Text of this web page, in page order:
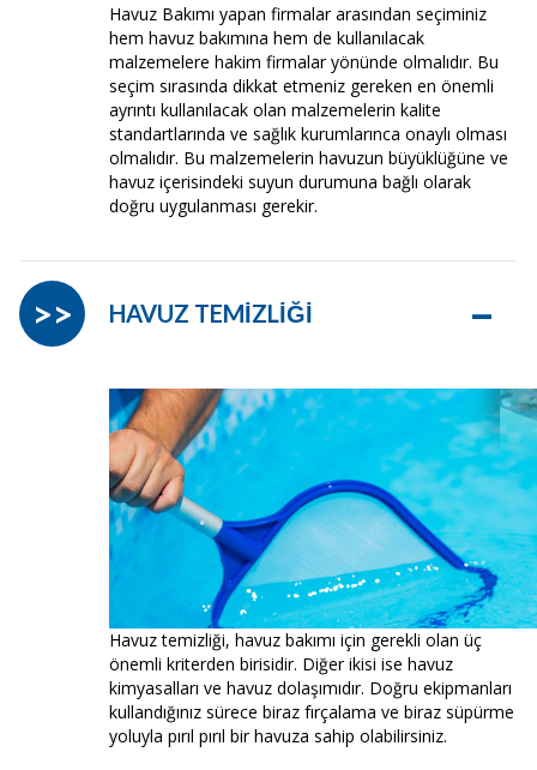
Havuz Bakımı yapan firmalar arasından seçiminiz
hem havuz bakımına hem de kullanılacak
malzemelere hakim firmalar yönünde olmalıdır. Bu
seçim sırasında dikkat etmeniz gereken en önemli
ayrıntı kullanılacak olan malzemelerin kalite
standartlarında ve sağlık kurumlarınca onaylı olması
olmalıdır. Bu malzemelerin havuzun büyüklüğüne ve
havuz içerisindeki suyun durumuna bağlı olarak
doğru uygulanması gerekir.
HAVUZ TEMİZLİĞİ –
>>
Havuz temizliği, havuz bakımı için gerekli olan üç
önemli kriterden birisidir. Diğer ikisi ise havuz
kimyasalları ve havuz dolaşımıdır. Doğru ekipmanları
kullandığınız sürece biraz fırçalama ve biraz süpürme
yoluyla pırıl pırıl bir havuza sahip olabilirsiniz.